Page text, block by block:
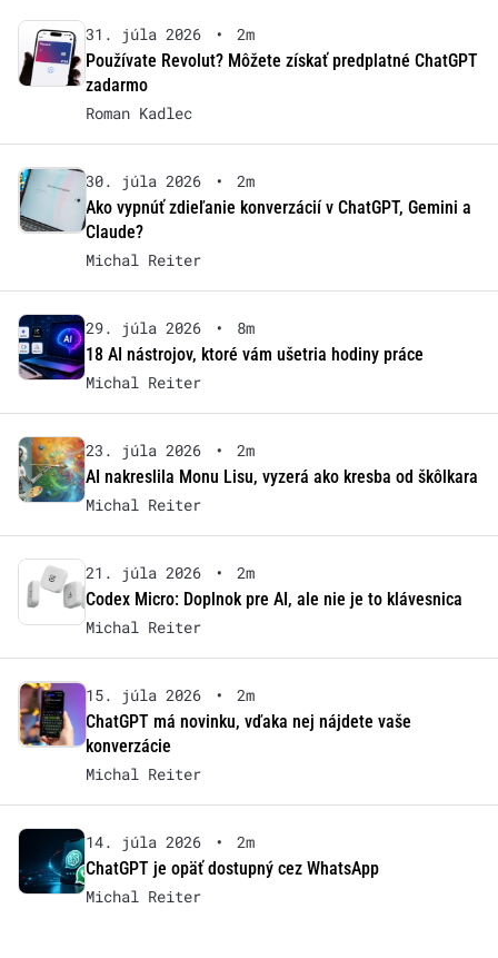
31. júla 2026 •
2m
Používate Revolut? Môžete získať predplatné ChatGPT
zadarmo
Roman Kadlec
30. júla 2026 •
2m
Ako vypnúť zdieľanie konverzácií v ChatGPT, Gemini a
Claude?
Michal Reiter
29. júla 2026 •
8m
18 AI nástrojov, ktoré vám ušetria hodiny práce
Michal Reiter
23. júla 2026 •
2m
AI nakreslila Monu Lisu, vyzerá ako kresba od škôlkara
Michal Reiter
21. júla 2026 •
2m
Codex Micro: Doplnok pre AI, ale nie je to klávesnica
Michal Reiter
15. júla 2026 •
2m
ChatGPT má novinku, vďaka nej nájdete vaše
konverzácie
Michal Reiter
14. júla 2026 •
2m
ChatGPT je opäť dostupný cez WhatsApp
Michal Reiter